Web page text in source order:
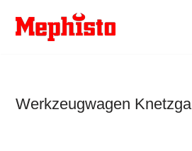
Zum
Werkzeugwagen